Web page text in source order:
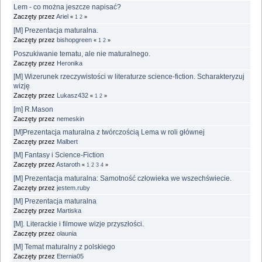
Lem - co można jeszcze napisać?
Zaczęty przez Ariel « 1 2 »
[M] Prezentacja maturalna.
Zaczęty przez bishopgreen « 1 2 »
Poszukiwanie tematu, ale nie maturalnego.
Zaczęty przez Heronika
[M] Wizerunek rzeczywistości w literaturze science-fiction. Scharakteryzuj
wizję
Zaczęty przez Lukasz432 « 1 2 »
[m] R.Mason
Zaczęty przez nemeskin
[M]Prezentacja maturalna z twórczością Lema w roli głównej
Zaczęty przez Malbert
[M] Fantasy i Science-Fiction
Zaczęty przez Astaroth « 1 2 3 4 »
[M] Prezentacja maturalna: Samotność człowieka we wszechświecie.
Zaczęty przez jestem.ruby
[M] Prezentacja maturalna
Zaczęty przez Martiska
[M]. Literackie i filmowe wizje przyszłości.
Zaczęty przez olaunia
[M] Temat maturalny z polskiego
Zaczęty przez Eternia05